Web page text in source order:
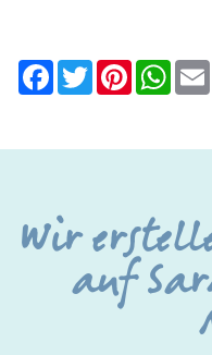
Facebook
TwitterPinterest
Wir
auf